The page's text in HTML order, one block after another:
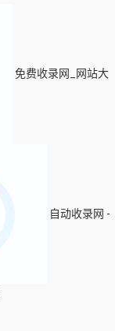
免费收录网_网站大
自动收录网 -